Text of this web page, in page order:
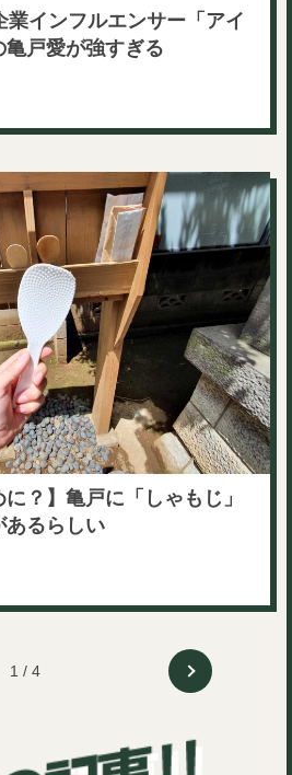
業インフルエンサー「アイ
戸愛が強すぎる
に？】亀戸に「しゃもじ」
あるらしい
1 / 4